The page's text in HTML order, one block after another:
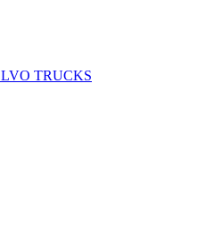
TRUCKS